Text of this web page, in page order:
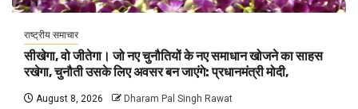
राष्ट्रीय समाचार
सीखेगा, वो जीतेगा। जो नए चुनौतियों के नए समाधान खोजने का साहस
रखेगा, चुनौती उसके लिए अवसर बन जाएंगे: प्रधानमंत्री मोदी,
August 8, 2026 Dharam Pal Singh Rawat